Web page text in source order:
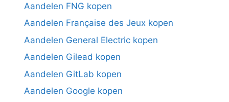
Aandelen FNG kopen
Aandelen Française des Jeux kopen
Aandelen General Electric kopen
Aandelen Gilead kopen
Aandelen GitLab kopen
Aandelen Google kopen